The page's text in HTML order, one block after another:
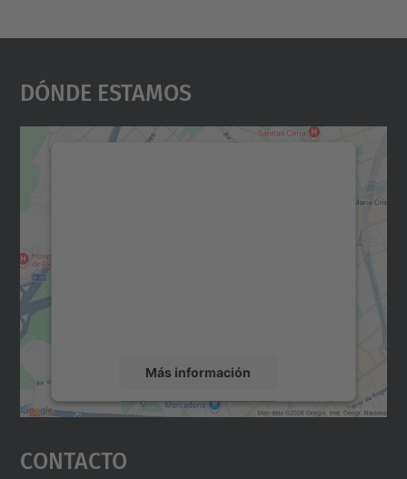
Dónde Estamos
Más información
Aceptar
powered by
Contacto